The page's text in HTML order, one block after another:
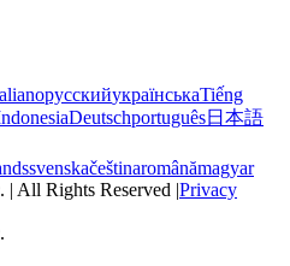
русскийукраїнськаTiếng
Deutschportuguês日本語
svenskačeštinaromânămagyar
All Rights Reserved |Privacy